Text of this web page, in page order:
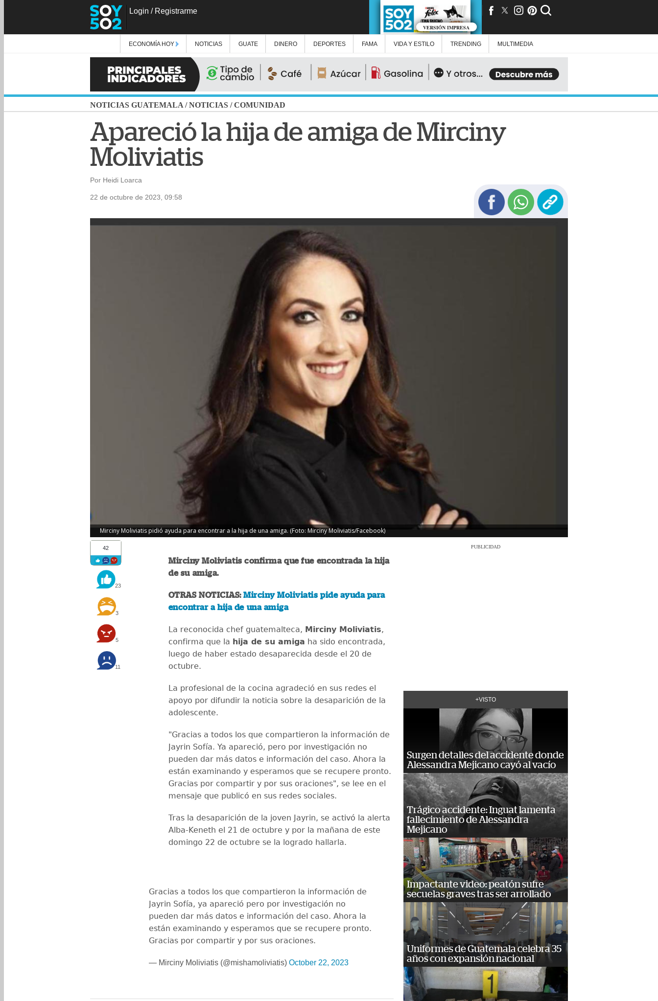
Login / Registrarme
VERSIÓN IMPRESA
ECONOMÍA HOY NOTICIAS GUATE DINERO DEPORTES FAMA VIDA Y ESTILO TRENDING MULTIMEDIA
NOTICIAS GUATEMALA /NOTICIAS /COMUNIDAD
Apareció la hija de amiga de Mirciny
Moliviatis
Por Heidi Loarca
22 de octubre de 2023, 09:58
Mirciny Moliviatis pidió ayuda para encontrar a la hija de una amiga. (Foto: Mirciny Moliviatis/Facebook)
42
23
3
5
11
Mirciny Moliviatis confirma que fue encontrada la hija
de su amiga.
OTRAS NOTICIAS:Mirciny Moliviatis pide ayuda para
encontrar a hija de una amiga
La reconocida chef guatemalteca, Mirciny Moliviatis,
confirma que la hija de su amiga ha sido encontrada,
luego de haber estado desaparecida desde el 20 de
octubre.
La profesional de la cocina agradeció en sus redes el
apoyo por difundir la noticia sobre la desaparición de la
adolescente.
"Gracias a todos los que compartieron la información de
Jayrin Sofía. Ya apareció, pero por investigación no
pueden dar más datos e información del caso. Ahora la
están examinando y esperamos que se recupere pronto.
Gracias por compartir y por sus oraciones", se lee en el
mensaje que publicó en sus redes sociales.
Tras la desaparición de la joven Jayrin, se activó la alerta
Alba-Keneth el 21 de octubre y por la mañana de este
domingo 22 de octubre se la logrado hallarla.
Gracias a todos los que compartieron la información de
Jayrin Sofía, ya apareció pero por investigación no
pueden dar más datos e información del caso. Ahora la
están examinando y esperamos que se recupere pronto.
Gracias por compartir y por sus oraciones.
— Mirciny Moliviatis (@mishamoliviatis) October 22, 2023
PUBLICIDAD
+VISTO
Surgen detalles del accidente donde
Alessandra Mejicano cayó al vacío
Trágico accidente: Inguat lamenta
fallecimiento de Alessandra
Mejicano
Impactante video: peatón sufre
secuelas graves tras ser arrollado
Uniformes de Guatemala celebra 35
años con expansión nacional